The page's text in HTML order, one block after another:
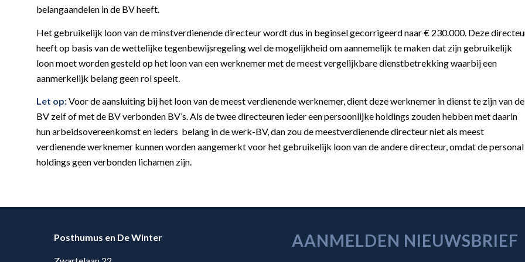
belangaandelen in de BV heeft.
Het gebruikelijk loon van de minstverdienende directeur wordt dus in beginsel gecorrigeerd naar € 230.000. Deze
heeft op basis van de wettelijke tegenbewijsregeling wel de mogelijkheid om aannemelijk te maken dat zijn gebruikelijk
loon moet worden gesteld op het loon van een werknemer met de meest vergelijkbare dienstbetrekking waarbij een
aanmerkelijk belang geen rol speelt.
Let op:Voor de aansluiting bij het loon van de meest verdienende werknemer, dient deze werknemer in dienst te zijn van de
BV zelf of met de BV verbonden BV’s. Als de twee directeuren ieder een persoonlijke holdings zouden hebben met daarin
hun arbeidsovereenkomst en ieders belang in de werk-BV, dan zou de meestverdienende directeur niet als meest
verdienende werknemer kunnen worden aangemerkt voor het gebruikelijk loon van de andere directeur, omdat de personal
holdings geen verbonden lichamen zijn.
Posthumus en De Winter AANMELDEN NIEUWSBRIEF